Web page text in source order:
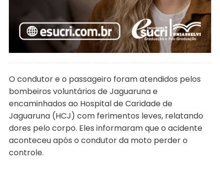
O condutor e o passageiro foram atendidos pelos
bombeiros voluntários de Jaguaruna e
encaminhados ao Hospital de Caridade de
Jaguaruna (HCJ) com ferimentos leves, relatando
dores pelo corpo. Eles informaram que o acidente
aconteceu após o condutor da moto perder o
controle.